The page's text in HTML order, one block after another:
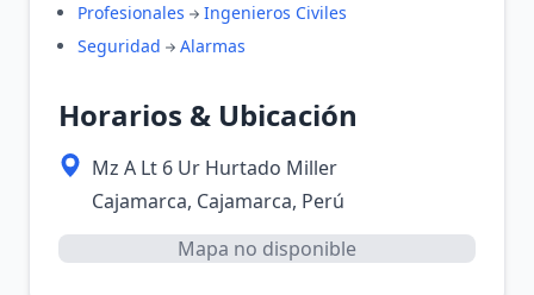
Profesionales
Ingenieros Civiles
Seguridad
Alarmas
Horarios & Ubicación
Mz A Lt 6 Ur Hurtado Miller
Cajamarca, Cajamarca, Perú
Mapa no disponible